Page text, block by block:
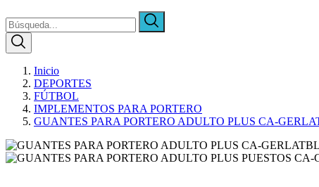
Inicio
DEPORTES
FÚTBOL
IMPLEMENTOS PARA PORTERO
GUANTES PARA PORTERO ADULTO PLUS CA-